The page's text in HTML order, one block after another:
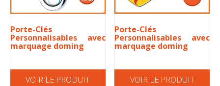
Porte-Clés
Personnalisables avec
marquage doming
VOIR LE PRODUIT
Porte-Clés
Personnalisables avec
marquage doming
VOIR LE PRODUIT